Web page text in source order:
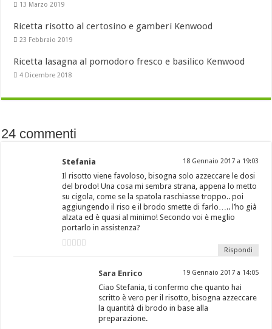
13 Marzo 2019
Ricetta risotto al certosino e gamberi Kenwood
23 Febbraio 2019
Ricetta lasagna al pomodoro fresco e basilico Kenwood
4 Dicembre 2018
24 commenti
Stefania 18 Gennaio 2017 a 19:03
Il risotto viene favoloso, bisogna solo azzeccare le dosi
del brodo! Una cosa mi sembra strana, appena lo metto
su cigola, come se la spatola raschiasse troppo.. poi
aggiungendo il riso e il brodo smette di farlo….. l’ho già
alzata ed è quasi al minimo! Secondo voi è meglio
portarlo in assistenza?
Rispondi
Sara Enrico 19 Gennaio 2017 a 14:05
Ciao Stefania, ti confermo che quanto hai
scritto è vero per il risotto, bisogna azzeccare
la quantità di brodo in base alla
preparazione.